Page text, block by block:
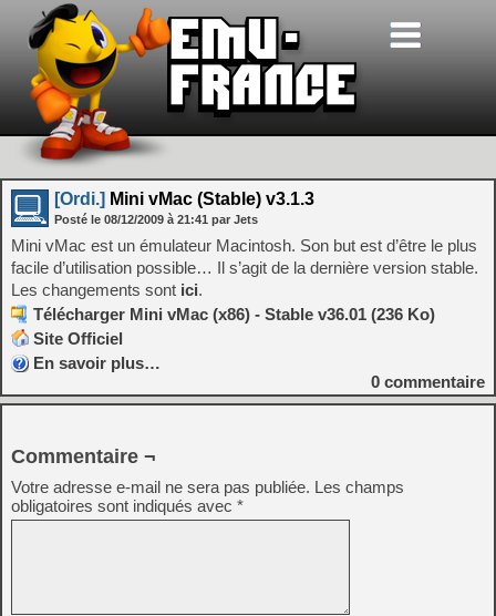
[Ordi.] Mini vMac (Stable) v3.1.3
Posté le 08/12/2009 à 21:41 par Jets
Mini vMac est un émulateur Macintosh. Son but est d’être le plus
facile d’utilisation possible… Il s’agit de la dernière version stable.
Les changements sont ici.
Télécharger Mini vMac (x86) - Stable v36.01 (236 Ko)
Site Officiel
En savoir plus…
0 commentaire
Commentaire ¬
Votre adresse e-mail ne sera pas publiée. Les champs
obligatoires sont indiqués avec *